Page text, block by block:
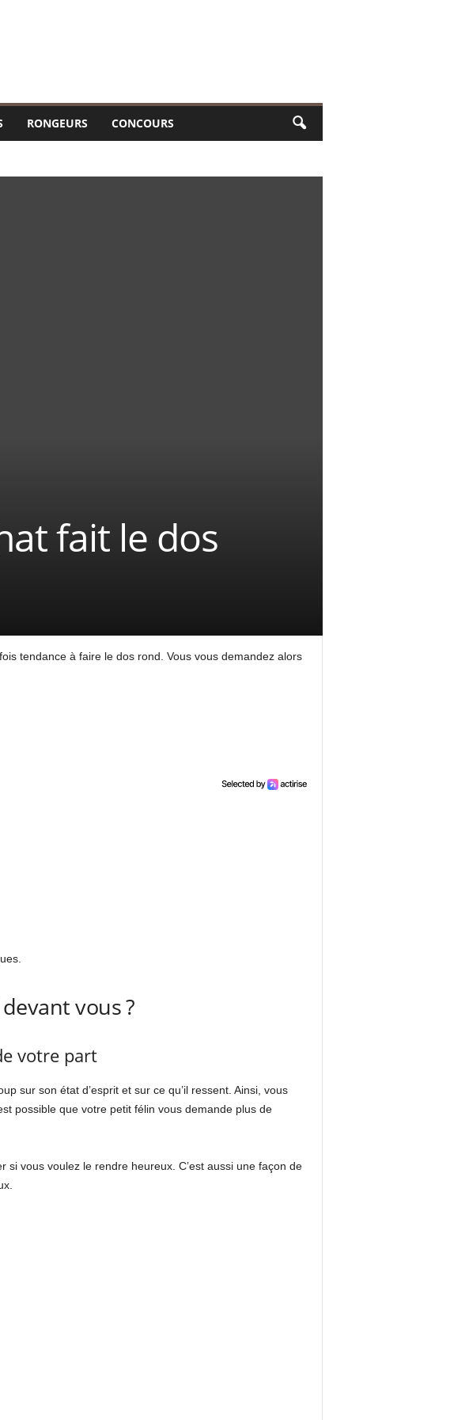
RONGEURS CONCOURS
fait le dos
tendance à faire le dos rond. Vous vous demandez alors
vous ?
votre part
sur son état d’esprit et sur ce qu’il ressent. Ainsi, vous
possible que votre petit félin vous demande plus de
si vous voulez le rendre heureux. C’est aussi une façon de